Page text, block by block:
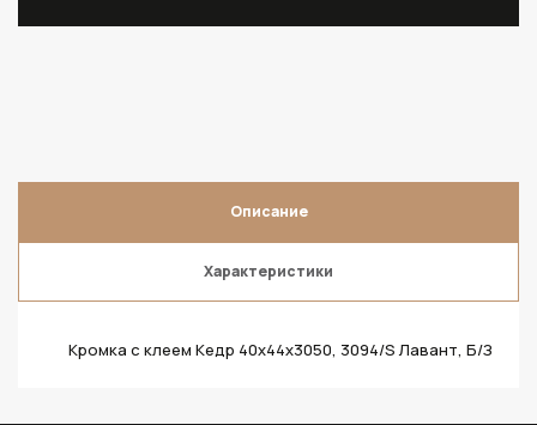
Описание
Характеристики
Кромка с клеем Кедр 40х44х3050, 3094/S Лавант, Б/З